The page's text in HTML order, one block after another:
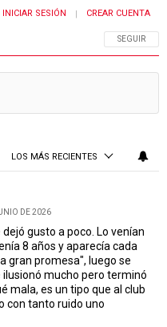
SIGA ESTA
SEGUIR
INICIAR SESIÓN | CREAR CUENTA
LOS MÁS RECIENTES
DE 2026
gusto a poco. Lo venían
8 años y aparecía cada
gran promesa", luego se
mucho pero terminó
mala, es un tipo que al club
con tanto ruido uno